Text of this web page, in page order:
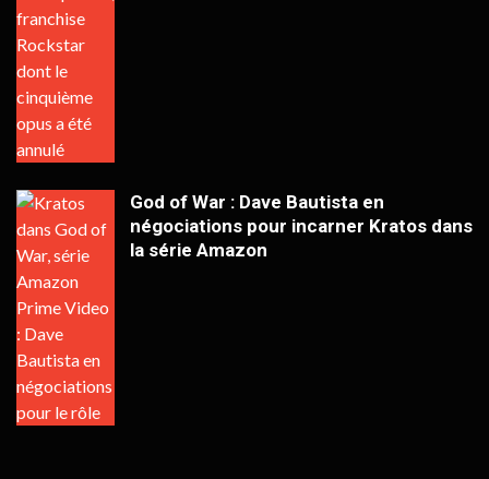
God of War : Dave Bautista en
négociations pour incarner Kratos dans
la série Amazon